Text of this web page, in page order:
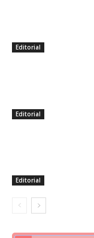
Editorial
Editorial
Editorial